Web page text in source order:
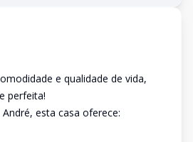
e qualidade de vida,
perfeita!
esta casa oferece: